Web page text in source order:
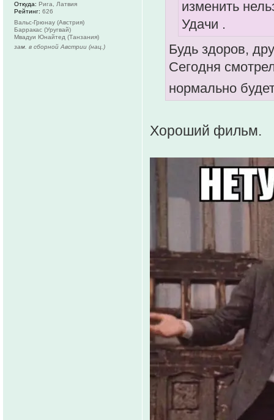
изменить
Удачи .
Будь здоров,
Сегодня
нормально
Хороший фильм.
Откуда: Рига, Латвия
Рейтинг: 626
Вальс-Грюнау (Австрия)
Барракас (Уругвай)
Мвадуи Юнайтед (Танзания)
зам. в сборной Австрии (нац.)